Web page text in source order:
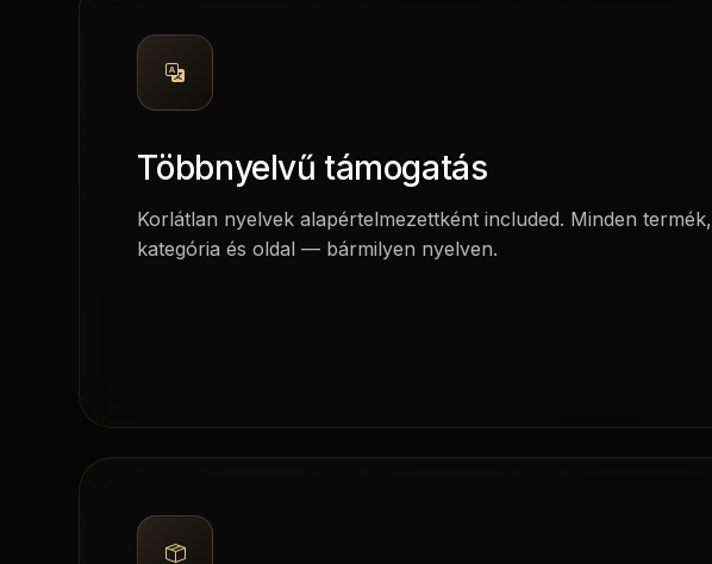
Többnyelvű támogatás
Korlátlan nyelvek alapértelmezettként included. Minden termék,
kategória és oldal — bármilyen nyelven.